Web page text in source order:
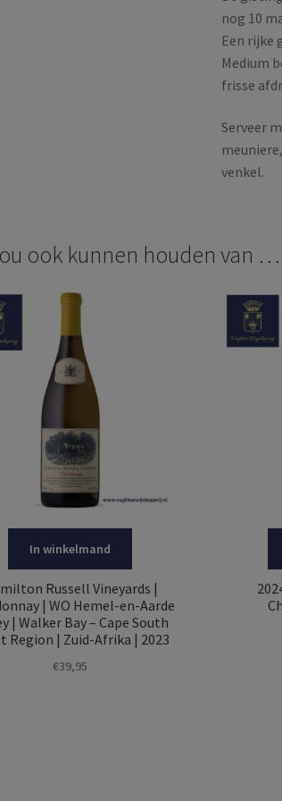
nog 10
Een rijke
Medium
frisse
Serveer
venkel.
ook kunnen houden van …
In winkelmand
Russell Vineyards |
| WO Hemel-en-Aarde
| Walker Bay – Cape South
Region | Zuid-Afrika | 2023
€39,95